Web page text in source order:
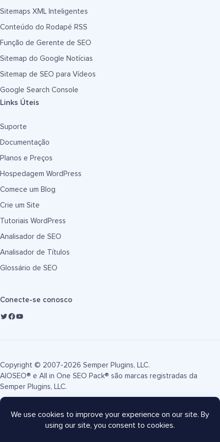
Sitemaps XML Inteligentes
Conteúdo do Rodapé RSS
Função de Gerente de SEO
Sitemap do Google Notícias
Sitemap de SEO para Vídeos
Google Search Console
Links Úteis
Suporte
Documentação
Planos e Preços
Hospedagem WordPress
Comece um Blog
Crie um Site
Tutoriais WordPress
Analisador de SEO
Analisador de Títulos
Glossário de SEO
Conecte-se conosco
Copyright © 2007-2026 Semper Plugins, LLC.
AIOSEO® e All in One SEO Pack® são marcas registradas da
Semper Plugins, LLC.
Termos de Serviço Política de Privacidade
Divulgação FTC
Mapa do site
Cupom AIOSEO